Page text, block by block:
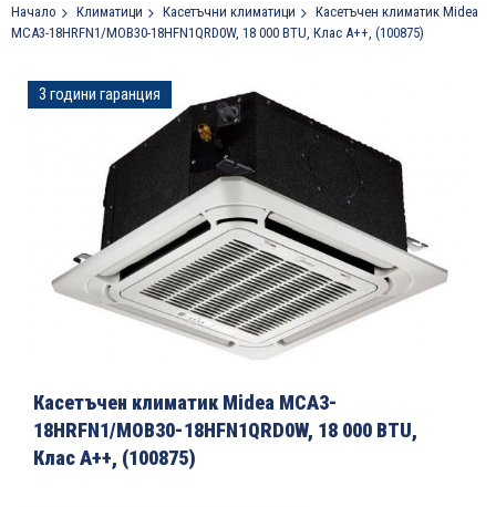
Начало Климатици Касетъчни климатици
Касетъчен климатик Midea
MCA3-18HRFN1/MOB30-18HFN1QRD0W, 18 000 BTU, Клас А++, (100875)
Преминете
към
изображенията
3 години гаранция
към
на
галерия
Касетъчен климатик Midea MCA3-
18HRFN1/MOB30-18HFN1QRD0W, 18 000 BTU,
Клас А++, (100875)